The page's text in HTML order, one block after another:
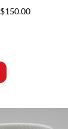
$150.00